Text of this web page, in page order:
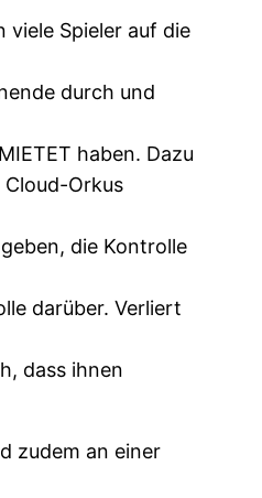
viele Spieler auf die
durch und
haben. Dazu
Orkus
die Kontrolle
darüber. Verliert
dass ihnen
zudem an einer